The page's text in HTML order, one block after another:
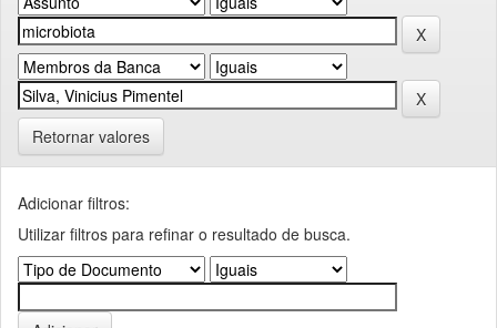
Retornar valores
Adicionar filtros:
Utilizar filtros para refinar o resultado de busca.